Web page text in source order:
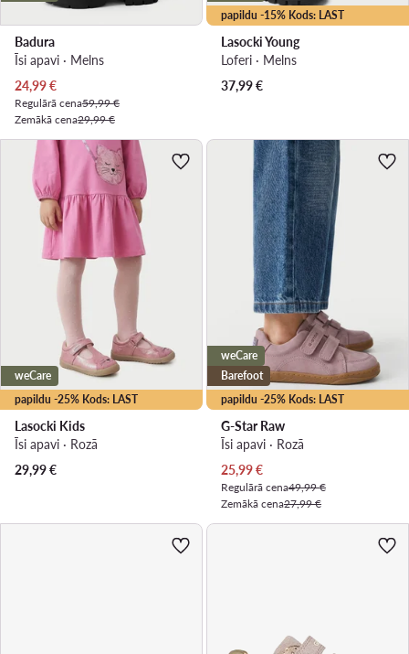
Badura
Īsi apavi · Melns
Pašreizējā cena
24,99€
Regulārā cena59,99 €
Zemākā cena29,99 €
papildu -15% Kods: LAST
Lasocki Young
Loferi · Melns
37,99€
papildu -25% Kods: LAST
weCare
Lasocki Kids
Īsi apavi · Rozā
29,99€
papildu -25% Kods: LAST
weCare
Barefoot
G-Star Raw
Īsi apavi · Rozā
Pašreizējā cena
25,99€
Regulārā cena49,99 €
Zemākā cena27,99 €